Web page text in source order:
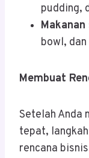
pudding,
bowl,
Membuat
Setelah Anda
tepat,
rencana